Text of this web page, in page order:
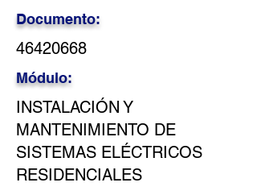
Documento:
46420668
Módulo:
INSTALACIÓN Y
MANTENIMIENTO DE
SISTEMAS ELÉCTRICOS
RESIDENCIALES